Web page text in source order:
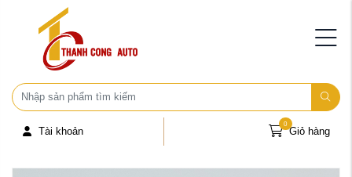
Tài khoản Giỏ hàng
0